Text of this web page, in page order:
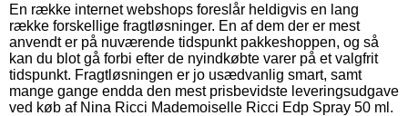
En række internet webshops foreslår heldigvis en lang
række forskellige fragtløsninger. En af dem der er mest
anvendt er på nuværende tidspunkt pakkeshoppen, og så
kan du blot gå forbi efter de nyindkøbte varer på et valgfrit
tidspunkt. Fragtløsningen er jo usædvanlig smart, samt
mange gange endda den mest prisbevidste leveringsudgave
ved køb af Nina Ricci Mademoiselle Ricci Edp Spray 50 ml.